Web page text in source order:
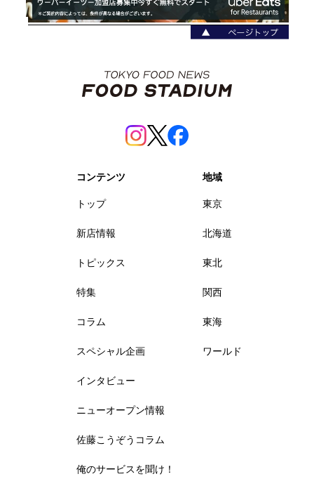
コンテンツ
トップ
新店情報
トピックス
特集
コラム
スペシャル企画
インタビュー
ニューオープン情報
佐藤こうぞうコラム
俺のサービスを聞け！
地域
東京
北海道
東北
関西
東海
ワールド